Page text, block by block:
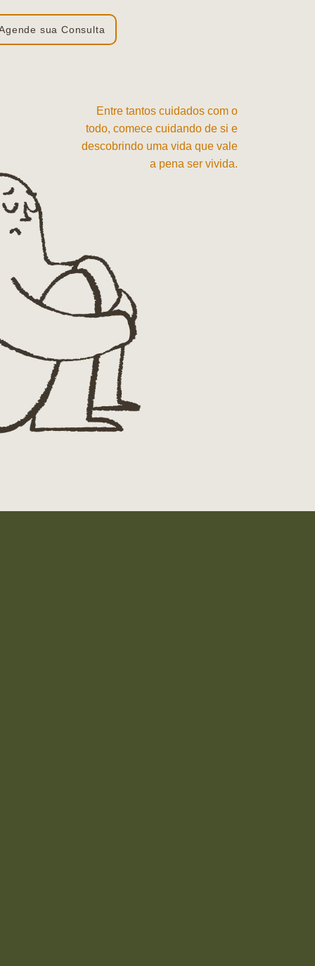
sua Consulta
Entre tantos cuidados com o
todo, comece cuidando de si e
descobrindo uma vida que vale
a pena ser vivida.